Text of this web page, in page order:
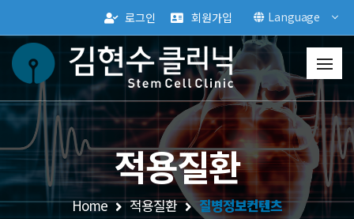
로그인 회원가입 Language
적용질환
Home 적용질환 질병정보컨텐츠